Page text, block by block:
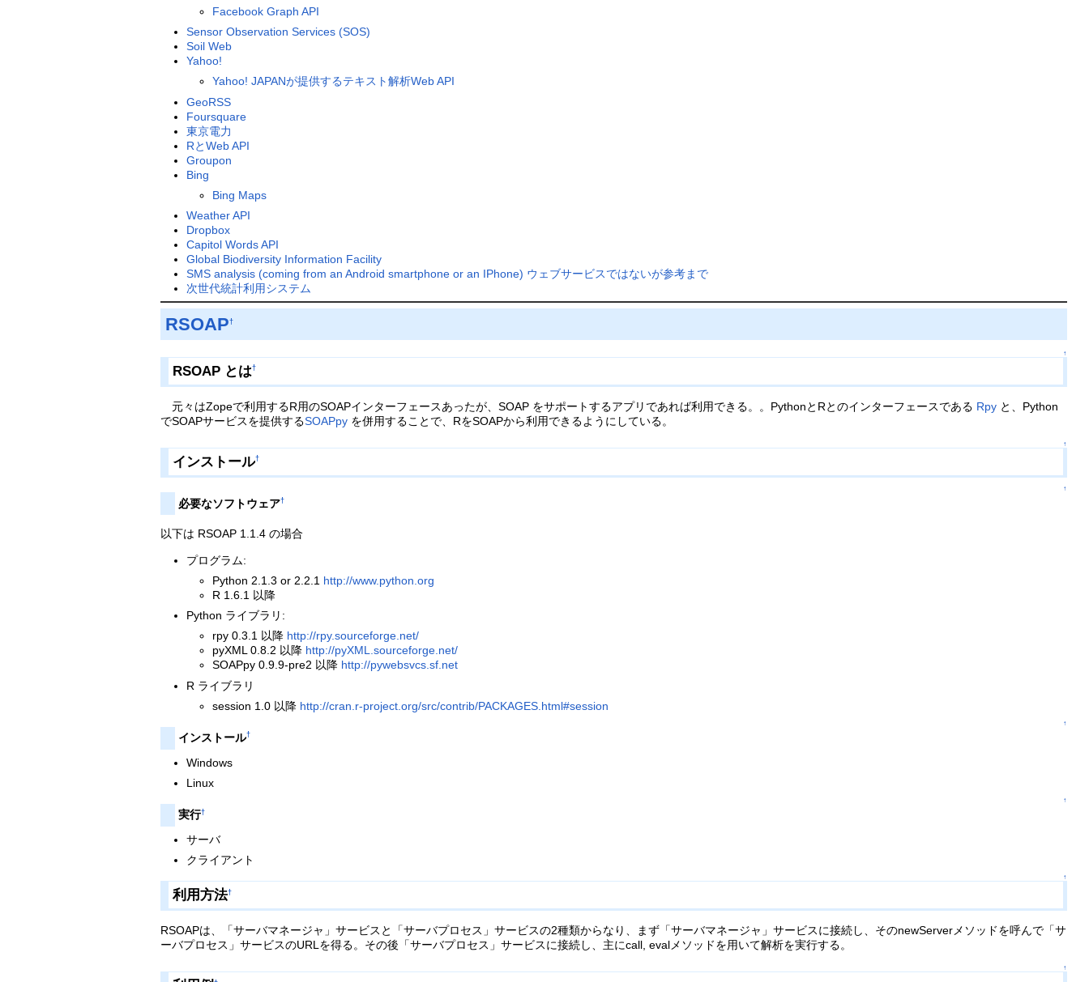
Facebook Graph API
Sensor Observation Services (SOS)
Soil Web
Yahoo!
Yahoo! JAPANが提供するテキスト解析Web API
GeoRSS
Foursquare
東京電力
RとWeb API
Groupon
Bing
Bing Maps
Weather API
Dropbox
Capitol Words API
Global Biodiversity Information Facility
SMS analysis (coming from an Android smartphone or an IPhone) ウェブサービスではないが参考まで
次世代統計利用システム
RSOAP†
↑
RSOAP とは†
元々はZopeで利用するR用のSOAPインターフェースあったが、SOAP をサポートするアプリであれば利用できる。。PythonとRとのインターフェースである Rpyと、Python
でSOAPサービスを提供するSOAPpyを併用することで、RをSOAPから利用できるようにしている。
↑
インストール†
↑
必要なソフトウェア†
以下は RSOAP 1.1.4 の場合
プログラム:
Python 2.1.3 or 2.2.1 http://www.python.org
R 1.6.1 以降
Python ライブラリ:
rpy 0.3.1 以降 http://rpy.sourceforge.net/
pyXML 0.8.2 以降 http://pyXML.sourceforge.net/
SOAPpy 0.9.9-pre2 以降 http://pywebsvcs.sf.net
R ライブラリ
session 1.0 以降 http://cran.r-project.org/src/contrib/PACKAGES.html#session
↑
インストール†
Windows
Linux
↑
実行†
サーバ
クライアント
↑
利用方法†
RSOAPは、「サーバマネージャ」サービスと「サーバプロセス」サービスの2種類からなり、まず「サーバマネージャ」サービスに接続し、そのnewServerメソッドを呼んで「サ
ーバプロセス」サービスのURLを得る。その後「サーバプロセス」サービスに接続し、主にcall, evalメソッドを用いて解析を実行する。
↑